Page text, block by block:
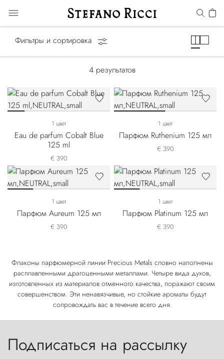
Фильтры и сортировка
4 результатов
1 цвет
Eau de parfum Cobalt Blue
125 ml
€ 390
1 цвет
Парфюм Ruthenium 125 мл
€ 390
1 цвет
Парфюм Aureum 125 мл
€ 390
1 цвет
Парфюм Platinum 125 мл
€ 390
Флаконы парфюмерной линии Precious Metals словно наполнены
расплавленными драгоценными металлами. Четыре вида духов,
изготовленных из материалов отменного качества, поражают своим
совершенством. Эти ненавязчивые, но стойкие ароматы будут
сопровождать вас в течение всего дня.
Подписаться на рассылку